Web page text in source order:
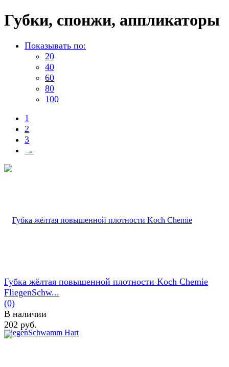
Губки, спонжи, аппликаторы
Показывать по:
20
40
60
80
100
1
2
3
→
Губка жёлтая повышенной плотности Koch Chemie
FliegenSchw...
(0)
В наличии
202 руб.